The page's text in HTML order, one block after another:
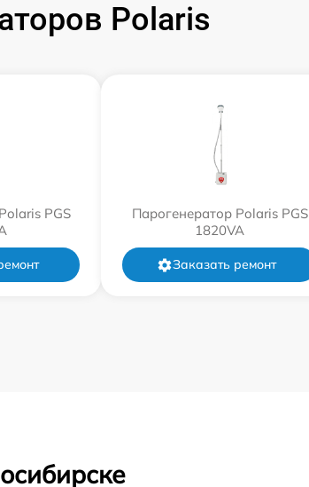
Polaris
PGS
Парогенератор Polaris PGS
1820VA
Заказать ремонт